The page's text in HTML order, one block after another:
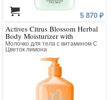
5 870 ₽
Actives Citrus Blossom Herbal
Body Moisturizer with
Brightening Vitamin C
Молочко для тела с витамином С
Цветок лимона